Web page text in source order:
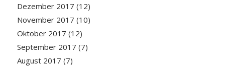
Dezember 2017 (12)
November 2017 (10)
Oktober 2017 (12)
September 2017 (7)
August 2017 (7)